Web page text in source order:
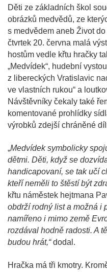
Děti ze základních škol
obrázků medvědů, ze
s medvědem aneb Život
čtvrtek 20. června malá
hostům vedle křtu hračky
„Medvídek“, hudební
z libereckých Vratislavic
ve vlastních rukou“ a
Návštěvníky čekaly také
komentované prohlídky
výrobků zdejší chráněné
„Medvídek symbolicky
dětmi. Děti, když se
handicapovaní, se tak učí
kteří neměli to štěstí být
křtu náměstek hejtmana
obdrží rodný list a možná i
namířeno i mimo země
rozdával hodně radosti. A
budou hrát,“dodal.
Hračka má tři kmotry.